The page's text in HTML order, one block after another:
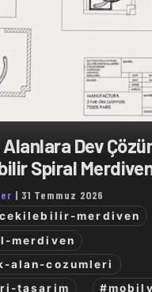
Dev
Spiral
| 31 Temmuz 2026
merdiven
merdiven
alan-cozumleri
tasarim